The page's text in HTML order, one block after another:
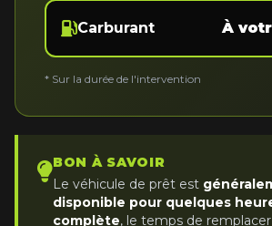
Carburant À
* Sur la durée de l'intervention
BON À SAVOIR
Le véhicule de prêt est
disponible pour quelques
complète, le temps de